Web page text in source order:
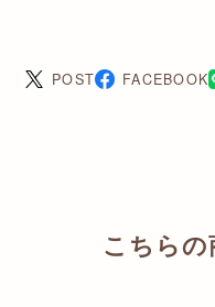
POST FACEBOOK
こちら